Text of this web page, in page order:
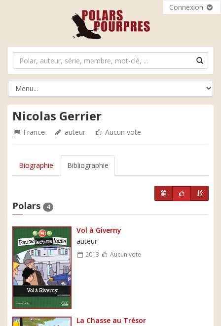
Connexion
Nicolas Gerrier
France auteur Aucun vote
Biographie Bibliographie
Polars 4
Vol à Giverny
auteur
2013 Aucun vote
La Chasse au Trésor